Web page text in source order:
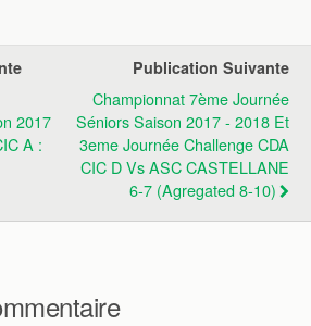
2017
A :
Publication Suivante
Championnat 7ème Journée
Séniors Saison 2017 - 2018 Et
3eme Journée Challenge CDA
CIC D Vs ASC CASTELLANE
6-7 (Agregated 8-10)